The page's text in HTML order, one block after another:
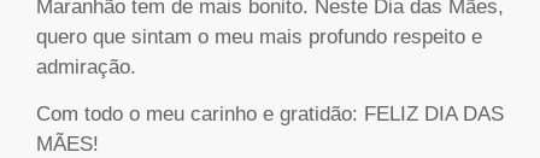
Maranhão tem de mais bonito. Neste Dia das Mães,
quero que sintam o meu mais profundo respeito e
admiração.
Com todo o meu carinho e gratidão: FELIZ DIA DAS
MÃES!